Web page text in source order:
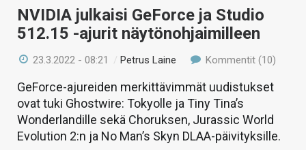
NVIDIA julkaisi GeForce ja Studio
512.15 -ajurit näytönohjaimilleen
23.3.2022 - 08:21 /Petrus Laine Kommentit (10)
GeForce-ajureiden merkittävimmät uudistukset
ovat tuki Ghostwire: Tokyolle ja Tiny Tina’s
Wonderlandille sekä Choruksen, Jurassic World
Evolution 2:n ja No Man’s Skyn DLAA-päivityksille.